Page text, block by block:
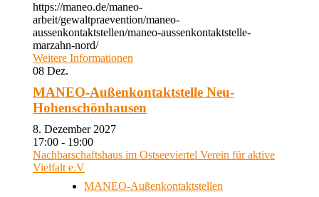
https://maneo.de/maneo-
arbeit/gewaltpraevention/maneo-
aussenkontaktstellen/maneo-aussenkontaktstelle-
marzahn-nord/
Weitere Informationen
08 Dez.
MANEO-Außenkontaktstelle Neu-
Hohenschönhausen
8. Dezember 2027
17:00 - 19:00
Nachbarschaftshaus im Ostseeviertel Verein für aktive
Vielfalt e.V
MANEO-Außenkontaktstellen